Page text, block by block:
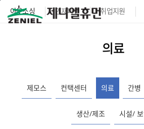
본문바로가기
아웃소싱 인재파견 취업지원
의료
제모스 컨택센터 의료 간병
생산/제조 시설/